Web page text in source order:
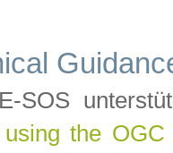
SOS
the